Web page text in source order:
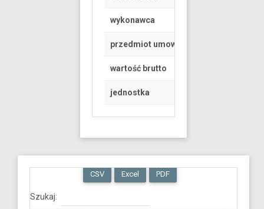
wykonawca
przedmiot umowy
wartość brutto
jednostka
CSV Excel PDF
Szukaj: